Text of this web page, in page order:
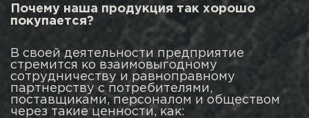
Почему наша продукция так хорошо
покупается?
В своей деятельности предприятие
стремится ко взаимовыгодному
сотрудничеству и равноправному
партнерству с потребителями,
поставщиками, персоналом и обществом
через такие ценности, как: